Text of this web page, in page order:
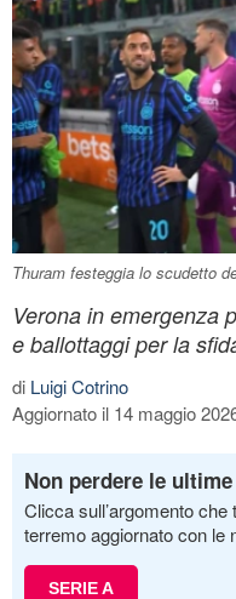
Thuram festeggia lo scudetto
Verona in emergenza
e ballottaggi per la
di Luigi Cotrino
Aggiornato il 14 maggio
Non perdere le
Clicca sull’argomento
terremo aggiornato con le
SERIE A